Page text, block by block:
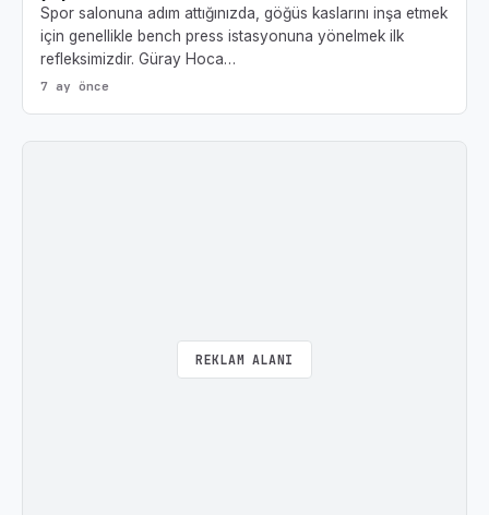
Spor salonuna adım attığınızda, göğüs kaslarını inşa etmek
için genellikle bench press istasyonuna yönelmek ilk
refleksimizdir. Güray Hoca…
7 ay önce
REKLAM ALANI